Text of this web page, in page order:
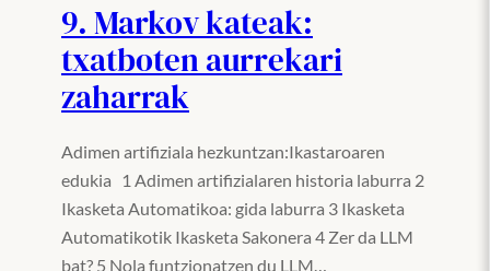
9. Markov kateak:
txatboten aurrekari
zaharrak
Adimen artifiziala hezkuntzan:Ikastaroaren
edukia 1 Adimen artifizialaren historia laburra 2
Ikasketa Automatikoa: gida laburra 3 Ikasketa
Automatikotik Ikasketa Sakonera 4 Zer da LLM
bat? 5 Nola funtzionatzen du LLM…